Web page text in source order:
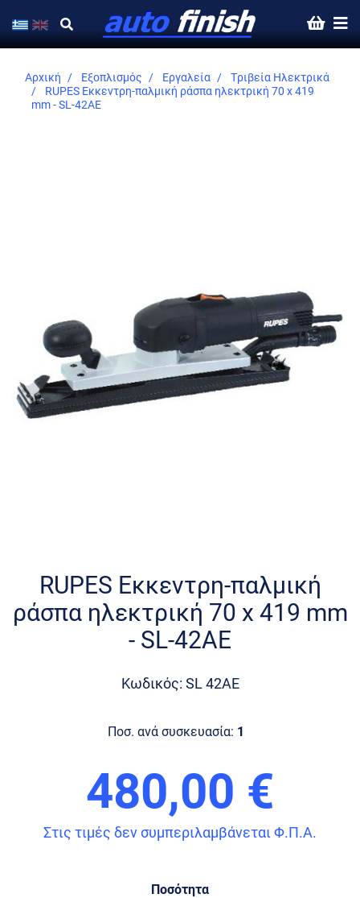
Αρχική Εξοπλισμός Εργαλεία
Τριβεία Ηλεκτρικά
RUPES Εκκεντρη-παλμική ράσπα ηλεκτρική 70 x 419
mm - SL-42AE
gallery
beginning
of
the
RUPES Εκκεντρη-παλμική
ράσπα ηλεκτρική 70 x 419 mm
- SL-42AE
Κωδικός: SL 42AE
Ποσ. ανά συσκευασία: 1
480,00 €
Στις τιμές δεν συμπεριλαμβάνεται Φ.Π.Α.
Ποσότητα